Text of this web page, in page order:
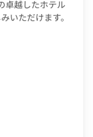
卓越したホテル
いただけます。